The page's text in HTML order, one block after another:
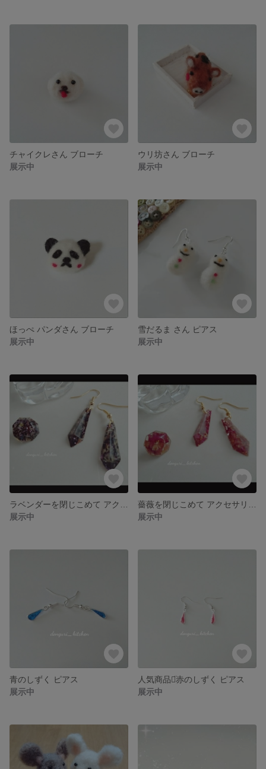
チャイクレさん ブローチ
展示中
ウリ坊さん ブローチ
展示中
ほっぺ パンダさん ブローチ
展示中
雪だるま さん ピアス
展示中
展示中
展示中
青のしずく ピアス
展示中
人気商品꒡̈赤のしずく ピアス
展示中